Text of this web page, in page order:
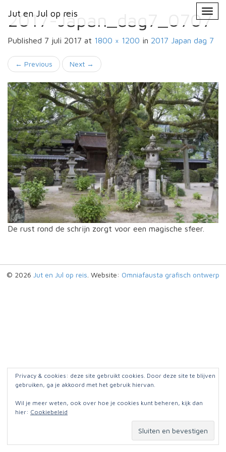
Jut en Jul op reis
Primary
Menu
Jut en Jul op reis
2017-Japan_dag7_0707
Published 7 juli 2017 at 1800 × 1200 in 2017 Japan dag 7
← Previous Next →
De rust rond de schrijn zorgt voor een magische sfeer.
© 2026 Jut en Jul op reis . Website: Omniafausta grafisch ontwerp
Privacy & cookies: deze site gebruikt cookies. Door deze site te blijven
gebruiken, ga je akkoord met het gebruik hiervan.
Wil je meer weten, ook over hoe je cookies kunt beheren, kijk dan
hier: Cookiebeleid